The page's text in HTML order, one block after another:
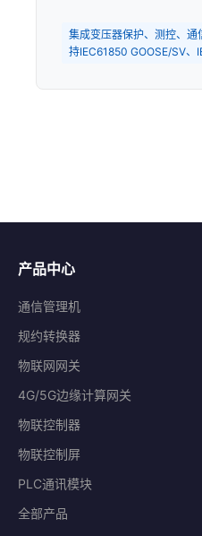
集成变压器保护、测控、
持IEC61850 GOOSE/SV、
产品中心
通信管理机
规约转换器
物联网网关
4G/5G边缘计算网关
物联控制器
物联控制屏
PLC通讯模块
全部产品